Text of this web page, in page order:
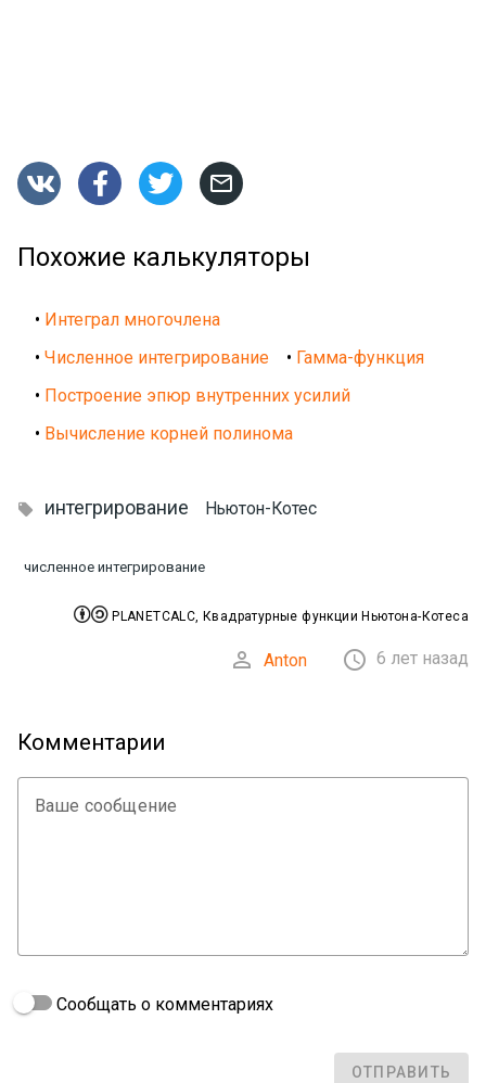
   
Похожие калькуляторы
• Интеграл многочлена
• Численное интегрирование • Гамма-функция
• Построение эпюр внутренних усилий
• Вычисление корней полинома
 интегрирование Ньютон-Котес
численное интегрирование
PLANETCALC, Квадратурные функции Ньютона-Котеса
 Anton  6 лет назад
Комментарии
Ваше сообщение
Сообщать о комментариях
ОТПРАВИТЬ